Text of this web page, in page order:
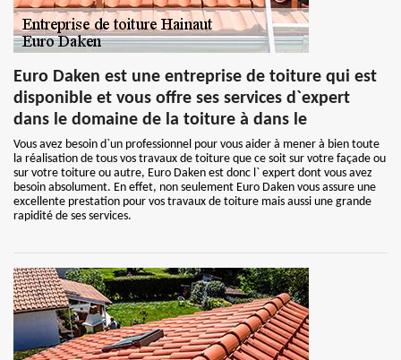
Euro Daken est une entreprise de toiture qui est
disponible et vous offre ses services d`expert
dans le domaine de la toiture à dans le
Vous avez besoin d`un professionnel pour vous aider à mener à bien toute
la réalisation de tous vos travaux de toiture que ce soit sur votre façade ou
sur votre toiture ou autre, Euro Daken est donc l` expert dont vous avez
besoin absolument. En effet, non seulement Euro Daken vous assure une
excellente prestation pour vos travaux de toiture mais aussi une grande
rapidité de ses services.